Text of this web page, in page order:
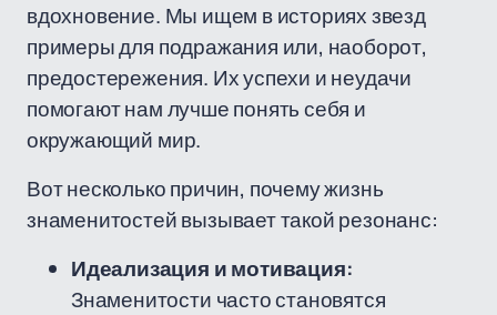
вдохновение. Мы ищем в историях звезд
примеры для подражания или, наоборот,
предостережения. Их успехи и неудачи
помогают нам лучше понять себя и
окружающий мир.
Вот несколько причин, почему жизнь
знаменитостей вызывает такой резонанс:
Идеализация и мотивация:
Знаменитости часто становятся